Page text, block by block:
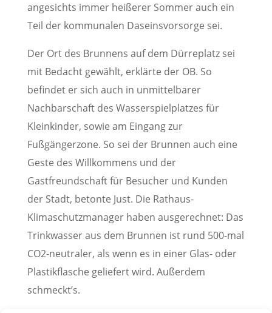
angesichts immer heißerer Sommer auch ein
Teil der kommunalen Daseinsvorsorge sei.
Der Ort des Brunnens auf dem Dürreplatz sei
mit Bedacht gewählt, erklärte der OB. So
befindet er sich auch in unmittelbarer
Nachbarschaft des Wasserspielplatzes für
Kleinkinder, sowie am Eingang zur
Fußgängerzone. So sei der Brunnen auch eine
Geste des Willkommens und der
Gastfreundschaft für Besucher und Kunden
der Stadt, betonte Just. Die Rathaus-
Klimaschutzmanager haben ausgerechnet: Das
Trinkwasser aus dem Brunnen ist rund 500-mal
CO2-neutraler, als wenn es in einer Glas- oder
Plastikflasche geliefert wird. Außerdem
schmeckt’s.